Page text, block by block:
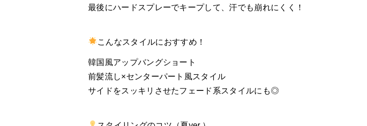
最後にハードスプレーでキープして、汗でも崩れにくく！
こんなスタイルにおすすめ！
韓国風アップバングショート
前髪流し×センターパート風スタイル
サイドをスッキリさせたフェード系スタイルにも◎